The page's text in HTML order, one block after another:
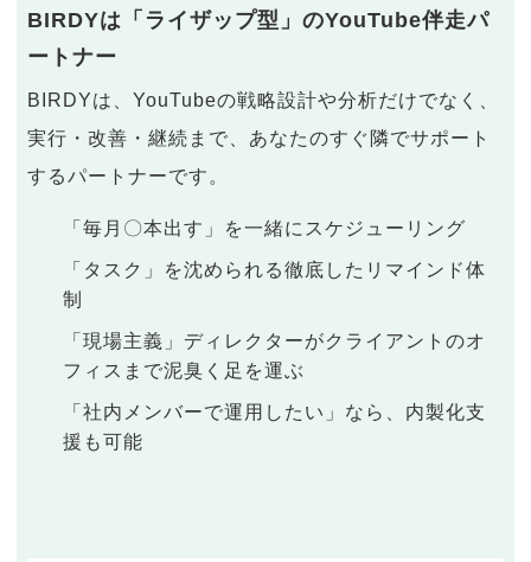
BIRDYは「ライザップ型」のYouTube伴走パ
ートナー
BIRDYは、YouTubeの戦略設計や分析だけでなく、
実行・改善・継続まで、あなたのすぐ隣でサポート
するパートナーです。
「毎月〇本出す」を一緒にスケジューリング
「タスク」を沈められる徹底したリマインド体
制
「現場主義」ディレクターがクライアントのオ
フィスまで泥臭く足を運ぶ
「社内メンバーで運用したい」なら、内製化支
援も可能